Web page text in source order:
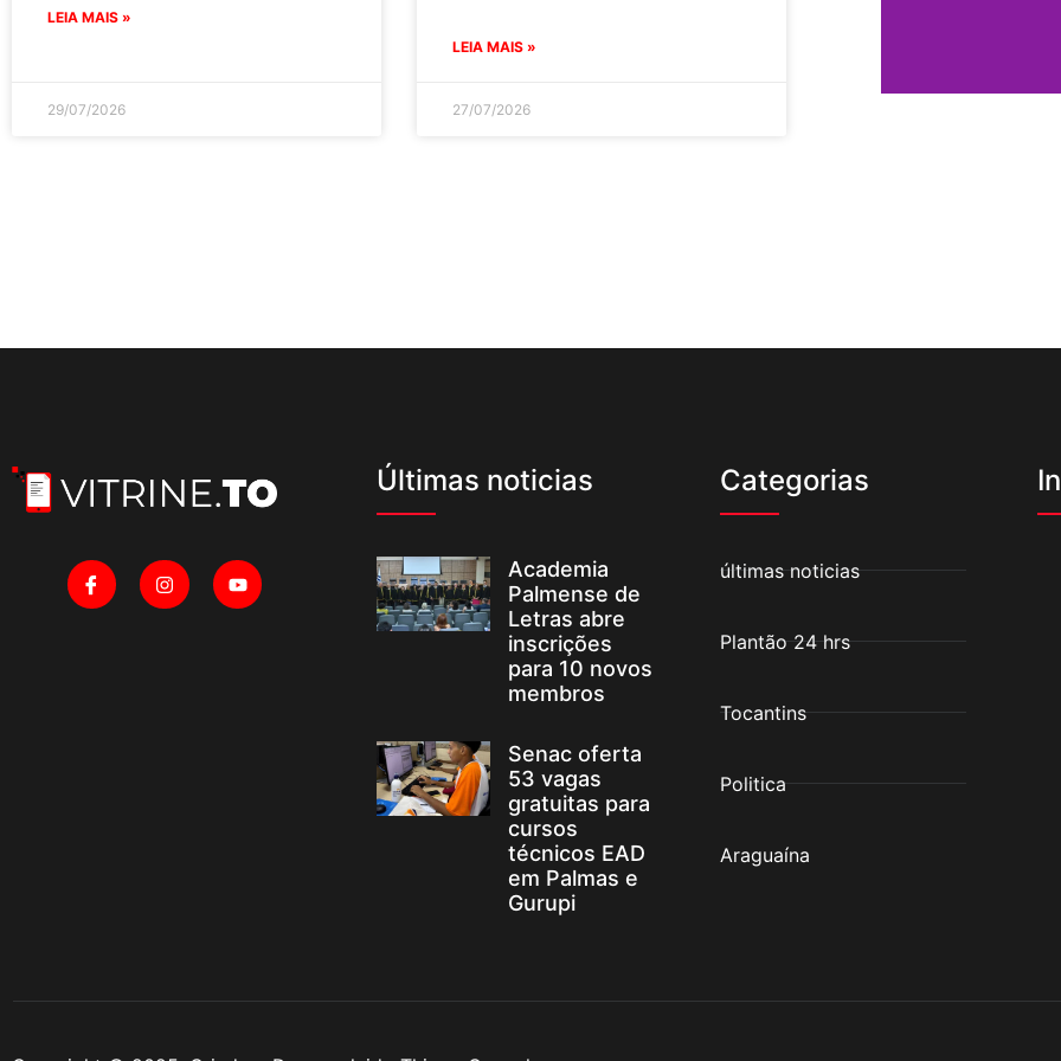
LEIA MAIS »
29/07/2026
LEIA MAIS »
27/07/2026
Últimas noticias
Academia
Palmense de
Letras abre
inscrições
para 10 novos
membros
Senac oferta
53 vagas
gratuitas para
cursos
técnicos EAD
em Palmas e
Gurupi
Categorias
últimas noticias
Plantão 24 hrs
Tocantins
Politica
Araguaína